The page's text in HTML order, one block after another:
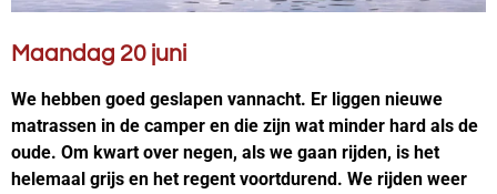
Maandag 20 juni
We hebben goed geslapen vannacht. Er liggen nieuwe
matrassen in de camper en die zijn wat minder hard als de
oude. Om kwart over negen, als we gaan rijden, is het
helemaal grijs en het regent voortdurend. We rijden weer